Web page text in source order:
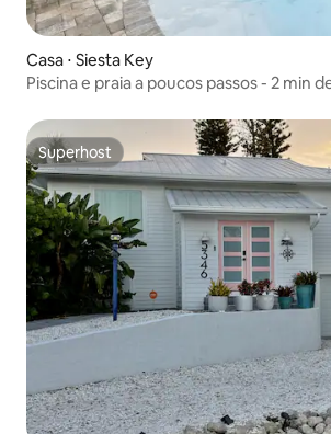
Casa ⋅ Siesta Key
Piscina e praia a poucos passos - 2 min
Superhost
Superhost